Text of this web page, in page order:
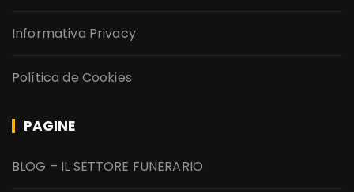
Informativa Privacy
Política de Cookies
PAGINE
BLOG – IL SETTORE FUNERARIO